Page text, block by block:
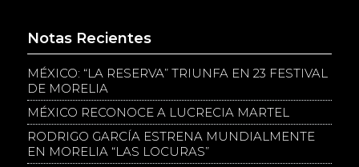
Notas Recientes
MÉXICO: “LA RESERVA” TRIUNFA EN 23 FESTIVAL
DE MORELIA
MÉXICO RECONOCE A LUCRECIA MARTEL
RODRIGO GARCÍA ESTRENA MUNDIALMENTE
EN MORELIA “LAS LOCURAS”